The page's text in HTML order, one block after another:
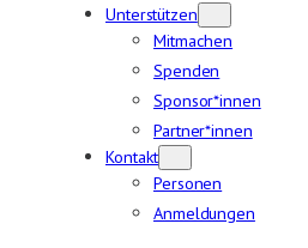
Unterstützen
Mitmachen
Spenden
Sponsor*innen
Partner*innen
Kontakt
Personen
Anmeldungen